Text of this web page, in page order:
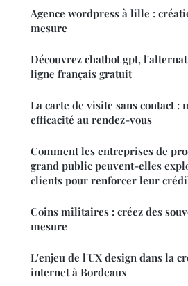
Agence wordpress à lille :
mesure
Découvrez chatbot gpt,
ligne français gratuit
La carte de visite sans contact :
efficacité au rendez-vous
Comment les entreprises de
grand public peuvent-elles
clients pour renforcer leur
Coins militaires : créez des
mesure
L'enjeu de l'UX design dans la
internet à Bordeaux